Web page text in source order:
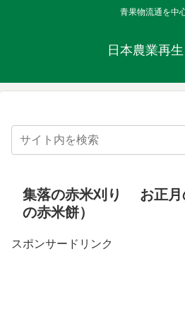
青果物流通を中
日本農業
集落の赤米刈り お正月
の赤米餅）
スポンサードリンク